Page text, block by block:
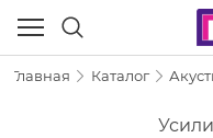
Главная Каталог